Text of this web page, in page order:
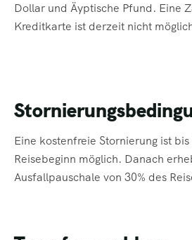
Dollar und Äyptische Pfund. Eine
Kreditkarte ist derzeit nicht
Eine kostenfreie Stornierung ist
Reisebeginn möglich. Danach
Ausfallpauschale von 30% des